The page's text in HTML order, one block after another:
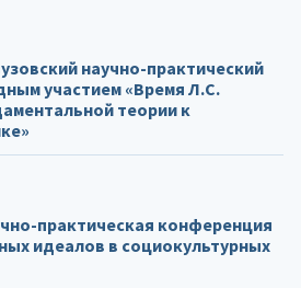
научно-практический
участием «Время Л.С.
теории к
практическая конференция
идеалов в социокультурных